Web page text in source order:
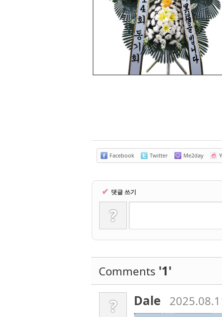
Facebook Twitter Me2day
✔ 댓글 쓰기
?
Comments '1'
? Dale